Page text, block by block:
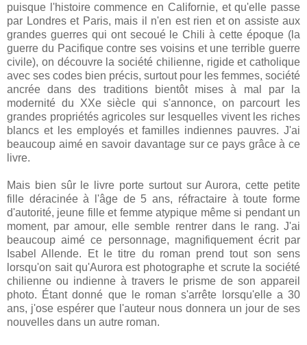
puisque l'histoire commence en Californie, et qu'elle passe
par Londres et Paris, mais il n'en est rien et on assiste aux
grandes guerres qui ont secoué le Chili à cette époque (la
guerre du Pacifique contre ses voisins et une terrible guerre
civile), on découvre la société chilienne, rigide et catholique
avec ses codes bien précis, surtout pour les femmes, société
ancrée dans des traditions bientôt mises à mal par la
modernité du XXe siècle qui s'annonce, on parcourt les
grandes propriétés agricoles sur lesquelles vivent les riches
blancs et les employés et familles indiennes pauvres. J'ai
beaucoup aimé en savoir davantage sur ce pays grâce à ce
livre.
Mais bien sûr le livre porte surtout sur Aurora, cette petite
fille déracinée à l'âge de 5 ans, réfractaire à toute forme
d'autorité, jeune fille et femme atypique même si pendant un
moment, par amour, elle semble rentrer dans le rang. J'ai
beaucoup aimé ce personnage, magnifiquement écrit par
Isabel Allende. Et le titre du roman prend tout son sens
lorsqu'on sait qu'Aurora est photographe et scrute la société
chilienne ou indienne à travers le prisme de son appareil
photo. Étant donné que le roman s'arrête lorsqu'elle a 30
ans, j'ose espérer que l'auteur nous donnera un jour de ses
nouvelles dans un autre roman.